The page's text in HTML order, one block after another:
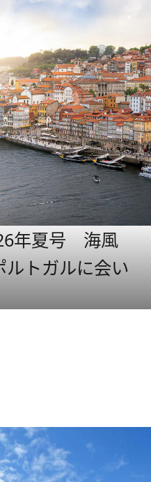
年夏号 海風
ルトガルに会い